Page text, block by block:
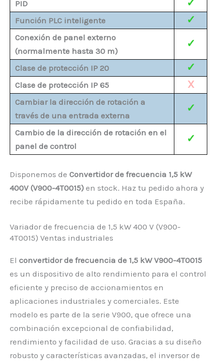
PID
Función PLC inteligente ✓
Conexión de panel externo
(normalmente hasta 30 m)
✓
Clase de protección IP 20 ✓
Clase de protección IP 65 X
Cambiar la dirección de rotación a
través de una entrada externa
✓
Cambio de la dirección de rotación en el
panel de control
✓
Disponemos de Convertidor de frecuencia 1,5 kW
400V (V900-4T0015) en stock. Haz tu pedido ahora y
recibe rápidamente tu pedido en toda España.
Variador de frecuencia de 1,5 kW 400 V (V900-
4T0015) Ventas industriales
El convertidor de frecuencia de 1,5 kW V900-4T0015
es un dispositivo de alto rendimiento para el control
eficiente y preciso de accionamientos en
aplicaciones industriales y comerciales. Este
modelo es parte de la serie V900, que ofrece una
combinación excepcional de confiabilidad,
rendimiento y facilidad de uso. Gracias a su diseño
robusto y características avanzadas, el inversor de